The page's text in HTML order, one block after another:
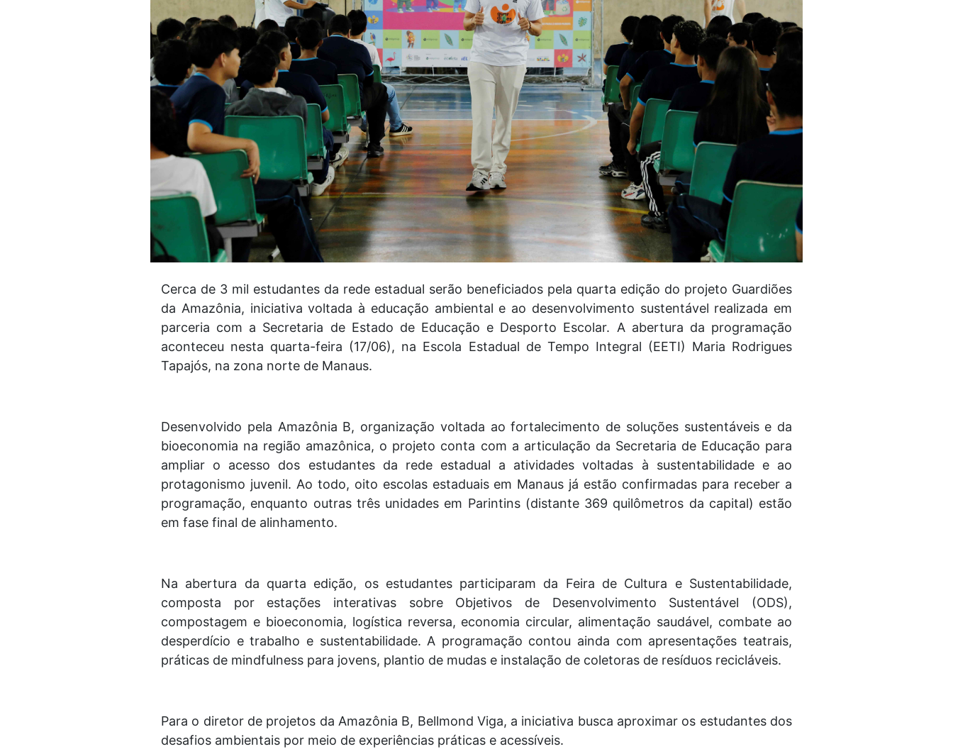
Cerca de 3 mil estudantes da rede estadual serão beneficiados pela quarta edição do projeto Guardiões
da Amazônia, iniciativa voltada à educação ambiental e ao desenvolvimento sustentável realizada em
parceria com a Secretaria de Estado de Educação e Desporto Escolar. A abertura da programação
aconteceu nesta quarta-feira (17/06), na Escola Estadual de Tempo Integral (EETI) Maria Rodrigues
Tapajós, na zona norte de Manaus.
Desenvolvido pela Amazônia B, organização voltada ao fortalecimento de soluções sustentáveis e da
bioeconomia na região amazônica, o projeto conta com a articulação da Secretaria de Educação para
ampliar o acesso dos estudantes da rede estadual a atividades voltadas à sustentabilidade e ao
protagonismo juvenil. Ao todo, oito escolas estaduais em Manaus já estão confirmadas para receber a
programação, enquanto outras três unidades em Parintins (distante 369 quilômetros da capital) estão
em fase final de alinhamento.
Na abertura da quarta edição, os estudantes participaram da Feira de Cultura e Sustentabilidade,
composta por estações interativas sobre Objetivos de Desenvolvimento Sustentável (ODS),
compostagem e bioeconomia, logística reversa, economia circular, alimentação saudável, combate ao
desperdício e trabalho e sustentabilidade. A programação contou ainda com apresentações teatrais,
práticas de mindfulness para jovens, plantio de mudas e instalação de coletoras de resíduos recicláveis.
Para o diretor de projetos da Amazônia B, Bellmond Viga, a iniciativa busca aproximar os estudantes dos
desafios ambientais por meio de experiências práticas e acessíveis.